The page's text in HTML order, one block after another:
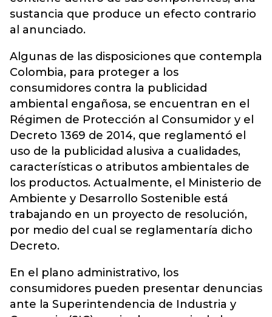
sustancia que produce un efecto contrario
al anunciado.
Algunas de las disposiciones que contempla
Colombia, para proteger a los
consumidores contra la publicidad
ambiental engañosa, se encuentran en el
Régimen de Protección al Consumidor y el
Decreto 1369 de 2014, que reglamentó el
uso de la publicidad alusiva a cualidades,
características o atributos ambientales de
los productos. Actualmente, el Ministerio de
Ambiente y Desarrollo Sostenible está
trabajando en un proyecto de resolución,
por medio del cual se reglamentaría dicho
Decreto.
En el plano administrativo, los
consumidores pueden presentar denuncias
ante la Superintendencia de Industria y